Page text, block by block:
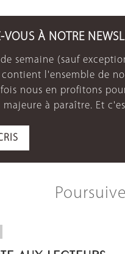
VOUS À NOTRE
semaine (sauf
l'ensemble de
nous en profitons
à paraître. Et